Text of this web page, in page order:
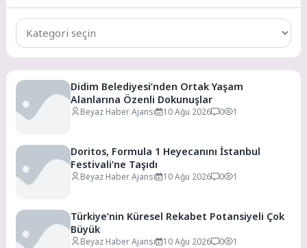
Tüm
Kategoriler
Didim Belediyesi’nden Ortak Yaşam
Alanlarına Özenli Dokunuşlar
Beyaz Haber Ajansı 10 Ağu 2026 0 1
Doritos, Formula 1 Heyecanını İstanbul
Festivali’ne Taşıdı
Beyaz Haber Ajansı 10 Ağu 2026 0 1
Türkiye’nin Küresel Rekabet Potansiyeli Çok
Büyük
Beyaz Haber Ajansı 10 Ağu 2026 0 1